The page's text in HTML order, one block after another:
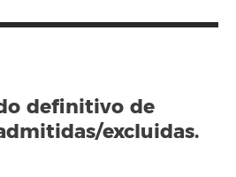
definitivo de
excluidas.